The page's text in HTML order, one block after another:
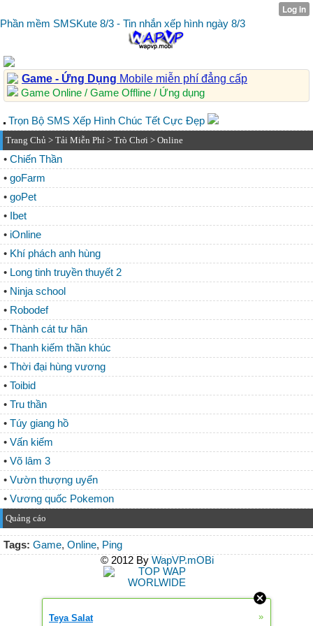
Phần mềm SMSKute 8/3 - Tin nhắn xếp hình ngày 8/3
Game - Ứng Dụng Mobile miễn phí đẳng cấp
Game Online / Game Offline / Ứng dụng
Trọn Bộ SMS Xếp Hình Chúc Tết Cực Đẹp
Trang Chủ > Tải Miễn Phí > Trò Chơi > Online
• Chiến Thần
• goFarm
• goPet
•
Ibet
• iOnline
• Khí phách anh hùng
• Long tinh truyền thuyết 2
• Ninja school
• Robodef
• Thành cát tư hãn
• Thanh kiếm thần khúc
• Thời đại hùng vương
• Toibid
• Tru thần
• Túy giang hồ
• Vấn kiếm
• Võ lâm 3
• Vườn thượng uyển
• Vương quốc Pokemon
Quảng cáo
Tags: Game, Online, Ping
© 2012 By WapVP.mOBi
Teya Salat »